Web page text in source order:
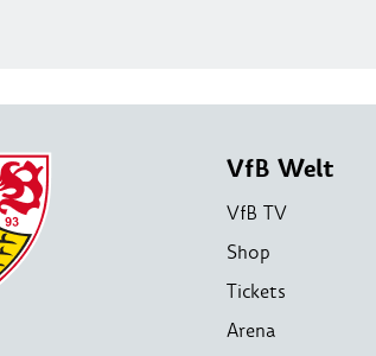
VfB Welt
VfB TV
Shop
Tickets
Arena